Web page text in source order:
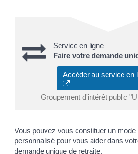
Service en ligne
Faire votre demande
Accéder au service en
Groupement d'intérêt public
Vous pouvez vous constituer un mode
personnalisé pour vous aider dans
demande unique de retraite.